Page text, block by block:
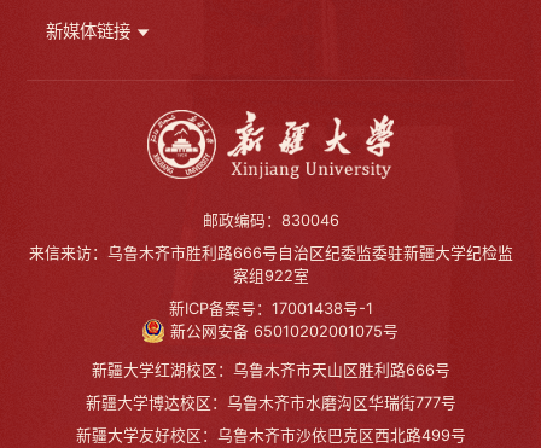
新媒体链接
邮政编码：830046
来信来访：乌鲁木齐市胜利路666号自治区纪委监委驻新疆大学纪检监
察组922室
新ICP备案号：17001438号-1
新公网安备 65010202001075号
新疆大学红湖校区：乌鲁木齐市天山区胜利路666号
新疆大学博达校区：乌鲁木齐市水磨沟区华瑞街777号
新疆大学友好校区：乌鲁木齐市沙依巴克区西北路499号